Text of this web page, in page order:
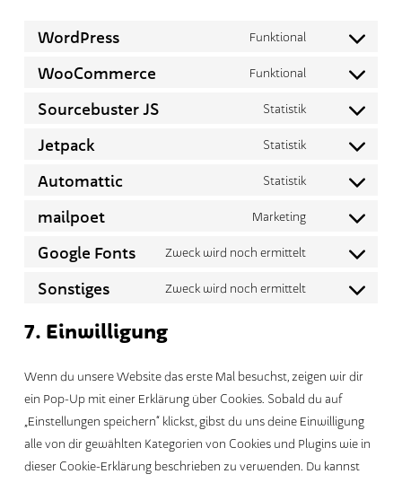
Es befinden sich keine
Produkte im Warenkorb.
WordPress Funktional
Consent
wordpress
WooCommerce Funktional
Consent
woocommerce
Sourcebuster JS Statistik
Consent
sourcebuster-
Jetpack Statistik
Consent
jetpack
Automattic Statistik
Consent
automattic
mailpoet Marketing
Consent
mailpoet
Google Fonts Zweck wird noch ermittelt
Consent
Sonstiges Zweck wird noch ermittelt
Consent
7. Einwilligung
Wenn du unsere Website das erste Mal besuchst, zeigen wir dir
ein Pop-Up mit einer Erklärung über Cookies. Sobald du auf
„Einstellungen speichern“ klickst, gibst du uns deine Einwilligung
alle von dir gewählten Kategorien von Cookies und Plugins wie in
dieser Cookie-Erklärung beschrieben zu verwenden. Du kannst